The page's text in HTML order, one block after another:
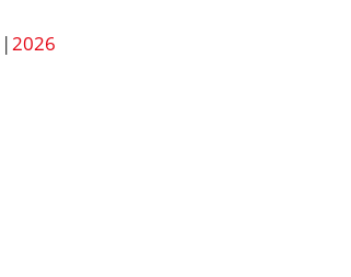
2026